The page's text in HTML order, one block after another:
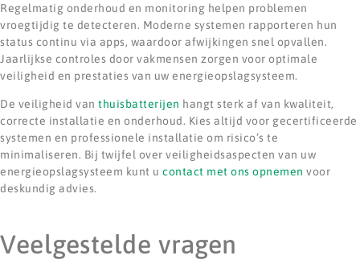
Regelmatig onderhoud en monitoring helpen problemen
vroegtijdig te detecteren. Moderne systemen rapporteren hun
status continu via apps, waardoor afwijkingen snel opvallen.
Jaarlijkse controles door vakmensen zorgen voor optimale
veiligheid en prestaties van uw energieopslagsysteem.
De veiligheid van thuisbatterijen hangt sterk af van kwaliteit,
correcte installatie en onderhoud. Kies altijd voor gecertificeerde
systemen en professionele installatie om risico’s te
minimaliseren. Bij twijfel over veiligheidsaspecten van uw
energieopslagsysteem kunt u contact met ons opnemen voor
deskundig advies.
Veelgestelde vragen